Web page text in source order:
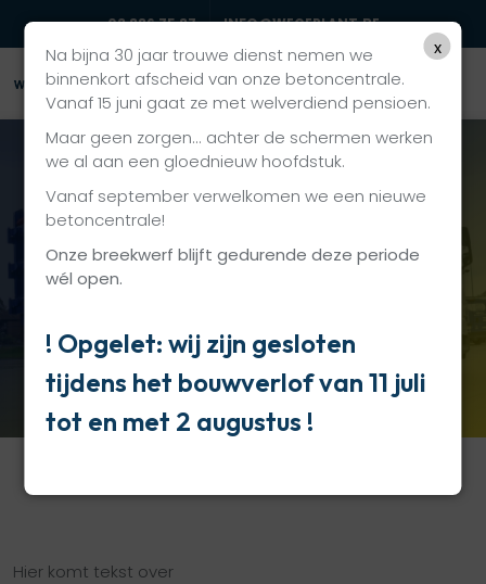
03 886 75 87 INFO@WEGEPLANT.BE
Wegeplant
Uw partner in wegenis- en
CONTACTEER ONS
Hier komt tekst over
Na bijna 30 jaar trouwe dienst nemen we
binnenkort afscheid van onze betoncentrale.
Vanaf 15 juni gaat ze met welverdiend pensioen.
Maar geen zorgen... achter de schermen werken
we al aan een gloednieuw hoofdstuk.
Vanaf september verwelkomen we een nieuwe
betoncentrale!
Onze breekwerf blijft gedurende deze periode
wél open.
! Opgelet: wij zijn gesloten
tijdens het bouwverlof van 11 juli
tot en met 2 augustus !
x